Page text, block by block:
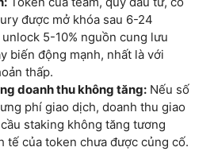
được mở khóa sau 6-24
5-10% nguồn cung lưu
biến động mạnh, nhất là với
thấp.
doanh thu không tăng: Nếu số
phí giao dịch, doanh thu giao
staking không tăng tương
tế của token chưa được củng cố.